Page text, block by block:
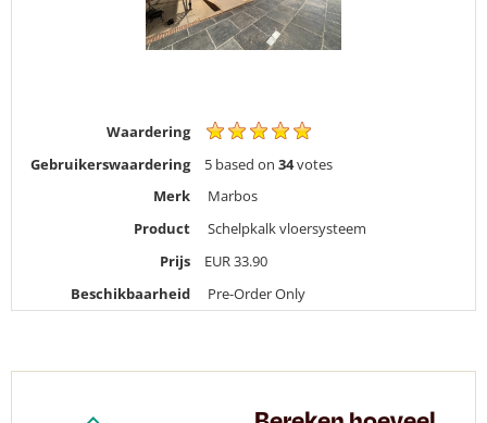
Waardering
Gebruikerswaardering
5based on 34votes
Merk
Marbos
Product
Schelpkalk vloersysteem
Prijs
EUR33.90
Beschikbaarheid
Pre-Order Only